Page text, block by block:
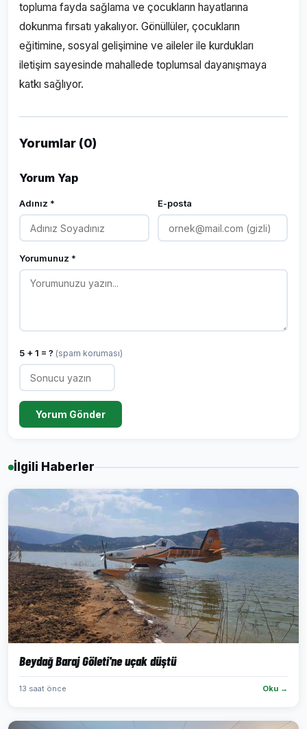
topluma fayda sağlama ve çocukların hayatlarına
dokunma fırsatı yakalıyor. Gönüllüler, çocukların
eğitimine, sosyal gelişimine ve aileler ile kurdukları
iletişim sayesinde mahallede toplumsal dayanışmaya
katkı sağlıyor.
Yorumlar (0)
Yorum Yap
Adınız * E-posta
Yorumunuz *
5 + 1 = ? (spam koruması)
Yorum Gönder
İlgili Haberler
Beydağ Baraj Göleti'ne uçak düştü
13 saat önce Oku →